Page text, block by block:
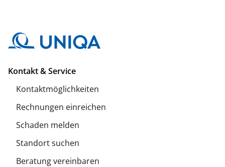
Kontakt & Service
Kontaktmöglichkeiten
Rechnungen einreichen
Schaden melden
Standort suchen
Beratung vereinbaren